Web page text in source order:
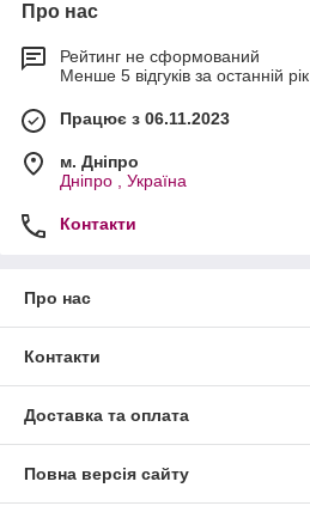
Про нас
Рейтинг не сформований
Менше 5 відгуків за останній рік
Працює з 06.11.2023
м. Дніпро
Дніпро , Україна
Контакти
Про нас
Контакти
Доставка та оплата
Повна версія сайту